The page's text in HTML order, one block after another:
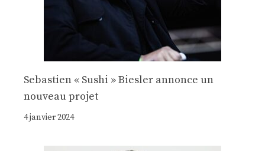
Sebastien « Sushi » Biesler annonce un
nouveau projet
4 janvier 2024